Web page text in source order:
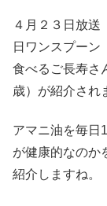
４月２３日放送
日ワンスプーン
食べるご長寿さ
歳）が紹介され
アマニ油を毎日
が健康的なのか
紹介しますね。